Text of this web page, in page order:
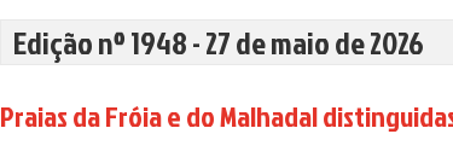
Edição nº 1948 - 27 de maio de 2026
Praias da Fróia e do Malhadal